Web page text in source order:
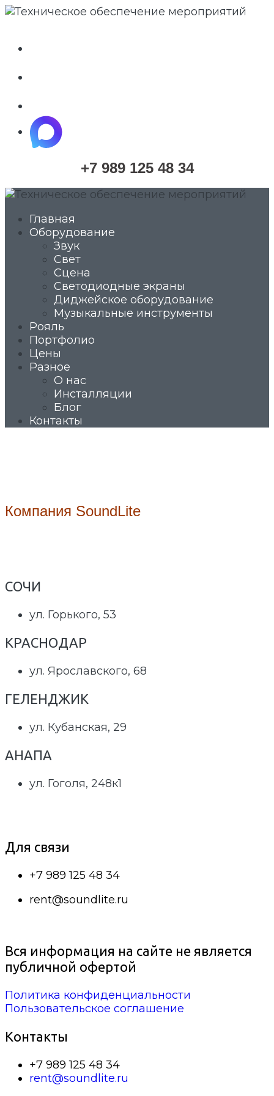
maximize
+7 989 125 48 34
Главная
Оборудование
Звук
Свет
Сцена
Светодиодные экраны
Диджейское оборудование
Музыкальные инструменты
Рояль
Портфолио
Цены
Разное
О нас
Инсталляции
Блог
Контакты
Компания SoundLite
СОЧИ
ул. Горького, 53
КРАСНОДАР
ул. Ярославского, 68
ГЕЛЕНДЖИК
ул. Кубанская, 29
АНАПА
ул. Гоголя, 248к1
Для связи
+7 989 125 48 34
rent@soundlite.ru
Вся информация на сайте не является
публичной офертой
Политика конфиденциальности
Пользовательское соглашение
Контакты
+7 989 125 48 34
rent@soundlite.ru